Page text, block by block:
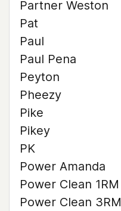
Partner Weston
Pat
Paul
Paul Pena
Peyton
Pheezy
Pike
Pikey
PK
Power Amanda
Power Clean 1RM
Power Clean 3RM